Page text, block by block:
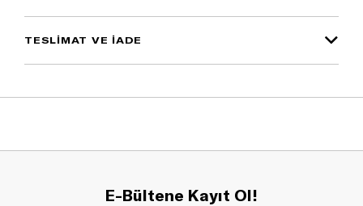
TESLİMAT VE İADE
E-Bültene Kayıt Ol!